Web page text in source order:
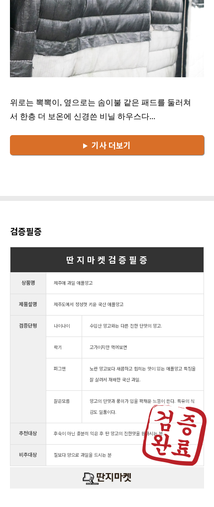
위로는 뽁뽁이, 옆으로는 솜이불 같은 패드를 둘러쳐
서 한층 더 보온에 신경쓴 비닐 하우스다...
기사 더보기
검증필증
딴 지 마 켓 검 증 필 증
상품명 제주애 과일 애플망고
제품설명 제주도에서 정성껏 키운 국산 애플망고
검증단평 나이나이 수입산 망고와는 다른 진한 단맛의 망고.
락기 고가이지만 먹어보면
퍼그맨
노란 망고보다 새콤하고 씹히는 맛이 있는 애플망고 특징을
잘 살려서 재배한 국산 과일.
잘은모름
망고의 단맛과 풍미가 입을 꽉채운 느낌이 든다. 특유의 식
감도 일품이다.
추천대상 후숙이 아닌 충분히 익은 후 딴 망고의 진한맛을 원하시는 분.
비추대상 질보다 양으로 과일을 드시는 분